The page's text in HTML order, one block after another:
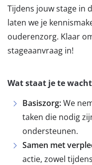
Tijdens jouw stage in
laten we je
ouderenzorg. Klaar
stageaanvraag in!
Wat staat je te
Basiszorg:We
taken die nodig
ondersteunen.
Samen met
actie, zowel